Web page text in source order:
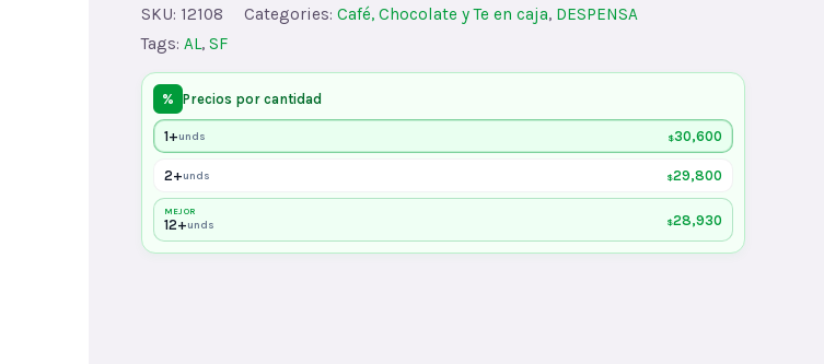
SKU: 12108 Categories: Café, Chocolate y Te en caja, DESPENSA
Tags: AL, SF
% Precios por cantidad
1+unds $30,600
2+unds $29,800
MEJOR
12+unds $28,930